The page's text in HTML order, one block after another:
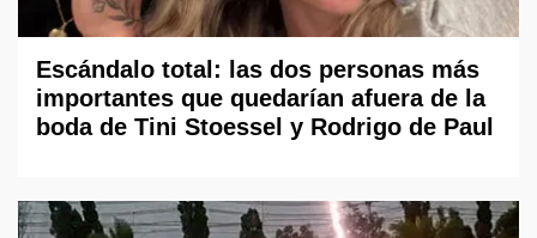
Escándalo total: las dos personas más
importantes que quedarían afuera de la
boda de Tini Stoessel y Rodrigo de Paul